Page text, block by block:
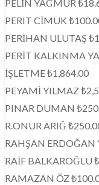
PELİN YAĞMUR
PERIT CİMUK
PERİHAN ULUTAŞ
PERİT KALKINMA
İŞLETME ₺1,864.00
PEYAMİ YILMAZ
PINAR DUMAN
R.ONUR ARIĞ
RAHŞAN
RAİF BALKAROĞLU
RAMAZAN ÖZ